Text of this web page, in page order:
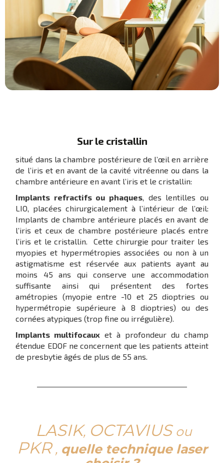
Sur le cristallin
situé dans la chambre postérieure de l’œil en arrière
de l’iris et en avant de la cavité vitréenne ou dans la
chambre antérieure en avant l’iris et le cristallin:
Implants refractifs ou phaques, des lentilles ou
LIO, placées chirurgicalement à l’intérieur de l’œil:
Implants de chambre antérieure placés en avant de
l’iris et ceux de chambre postérieure placés entre
l’iris et le cristallin. Cette chirurgie pour traiter les
myopies et hypermétropies associées ou non à un
astigmatisme est réservée aux patients ayant au
moins 45 ans qui conserve une accommodation
suffisante ainsi qui présentent des fortes
amétropies (myopie entre -10 et 25 dioptries ou
hypermétropie supérieure à 8 dioptries) ou des
cornées atypiques (trop fine ou irrégulière).
Implants multifocaux et à profondeur du champ
étendue EDOF ne concernent que les patients atteint
de presbytie âgés de plus de 55 ans.
LASIK, OCTAVIUSou
PKR, quelle technique laser